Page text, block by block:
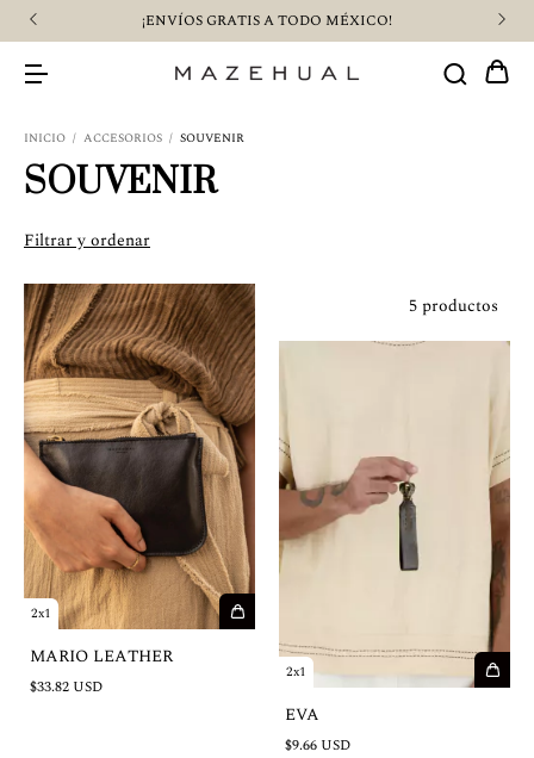
¡ENVÍOS GRATIS A TODO MÉXICO!
INICIO / ACCESORIOS / SOUVENIR
SOUVENIR
Filtrar y ordenar
5 productos
2x1
MARIO LEATHER
$33.82 USD
2x1
EVA
$9.66 USD